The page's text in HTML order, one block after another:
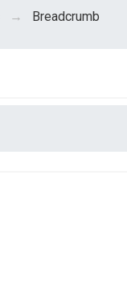
Breadcrumb